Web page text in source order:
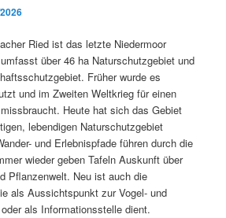
Ried ist das letzte Niedermoor
über 46 ha Naturschutzgebiet und
Früher wurde es
und im Zweiten Weltkrieg für einen
Heute hat sich das Gebiet
lebendigen Naturschutzgebiet
und Erlebnispfade führen durch die
wieder geben Tafeln Auskunft über
Pflanzenwelt. Neu ist auch die
als Aussichtspunkt zur Vogel- und
als Informationsstelle dient.